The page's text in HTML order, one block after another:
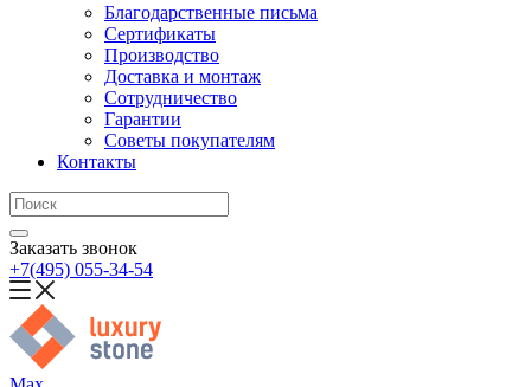
Благодарственные письма
Сертификаты
Производство
Доставка и монтаж
Сотрудничество
Гарантии
Советы покупателям
Контакты
Заказать звонок
+7(495) 055-34-54